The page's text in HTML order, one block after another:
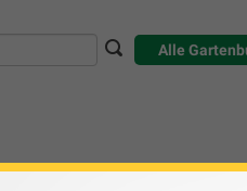
Alle
vermeiden,